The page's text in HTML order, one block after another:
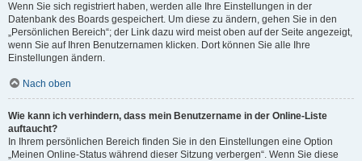
Wenn Sie sich registriert haben, werden alle Ihre Einstellungen in der
Datenbank des Boards gespeichert. Um diese zu ändern, gehen Sie in den
„Persönlichen Bereich“; der Link dazu wird meist oben auf der Seite angezeigt,
wenn Sie auf Ihren Benutzernamen klicken. Dort können Sie alle Ihre
Einstellungen ändern.
Nach oben
Wie kann ich verhindern, dass mein Benutzername in der Online-Liste
auftaucht?
In Ihrem persönlichen Bereich finden Sie in den Einstellungen eine Option
„Meinen Online-Status während dieser Sitzung verbergen“. Wenn Sie diese